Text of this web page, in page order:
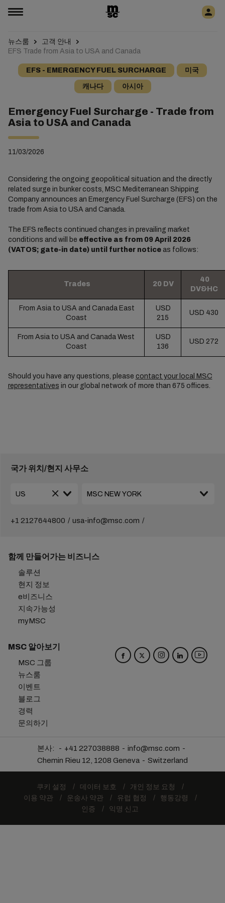
뉴스룸
고객 안내
EFS Trade from Asia to USA and Canada
EFS - EMERGENCY FUEL SURCHARGE 미국
캐나다 아시아
Emergency Fuel Surcharge - Trade from
Asia to USA and Canada
11/03/2026
Considering the ongoing geopolitical situation and the directly
related surge in bunker costs, MSC Mediterranean Shipping
Company announces an Emergency Fuel Surcharge (EFS) on the
trade from Asia to USA and Canada.
The EFS reflects continued changes in prevailing market
conditions and will be effective as from 09 April 2026
(VATOS; gate-in date) until further noticeas follows:
Trades 20 DV
40
DV&HC
From Asia to USA and Canada East
Coast
USD
215
USD 430
From Asia to USA and Canada West
Coast
USD
136
USD 272
Should you have any questions, please contact your local MSC
representatives in our global network of more than 675 offices.
국가 위치/현지 사무소
+1 2127644800 usa-info@msc.com
함께 만들어가는 비즈니스
솔루션
현지 정보
e비즈니스
지속가능성
myMSC
MSC 알아보기
MSC 그룹
뉴스룸
이벤트
블로그
경력
문의하기
본사: +41 227038888
info@msc.com
Chemin Rieu 12, 1208 Geneva
Switzerland
쿠키 설정 데이터 보호
개인 정보 요청
이용 약관
운송사 약관 유럽 협정
행동강령
인증
익명 신고